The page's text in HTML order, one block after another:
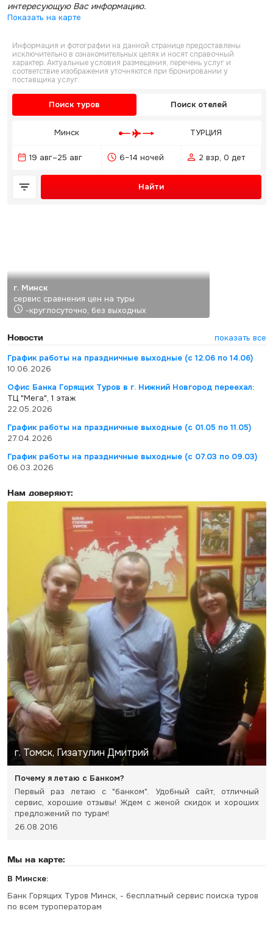
интересующую Вас информацию.
Показать на карте
Информация и фотографии на данной странице предоставлены
исключительно в ознакомительных целях и носят справочный
характер. Актуальные условия размещения, перечень услуг и
соответствие изображения уточняются при бронировании у
поставщика услуг.
Поиск туров Поиск отелей
Минск ТУРЦИЯ
19 авг–25 авг 6–14 ночей 2 взр, 0 дет
Найти
г. Минск
сервис сравнения цен на туры
-круглосуточно, без выходных
Новости
показать все
График работы на праздничные выходные (с 12.06 по 14.06)
10.06.2026
Офис Банка Горящих Туров в г. Нижний Новгород переехал:
ТЦ "Мега", 1 этаж
22.05.2026
График работы на праздничные выходные (с 01.05 по 11.05)
27.04.2026
График работы на праздничные выходные (с 07.03 по 09.03)
06.03.2026
Нам доверяют:
г. Томск, Гизатулин Дмитрий
Почему я летаю с Банком?
Первый раз летаю с "банком". Удобный сайт, отличный
сервис, хорошие отзывы! Ждем с женой скидок и хороших
предложений по турам!
26.08.2016
Мы на карте:
В Минске:
Банк Горящих Туров Минск, - бесплатный сервис поиска туров
по всем туроператорам